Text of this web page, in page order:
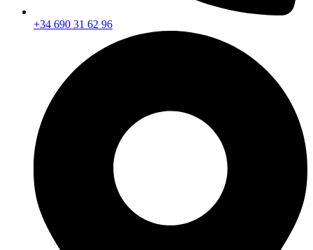
+34 690 31 62 96